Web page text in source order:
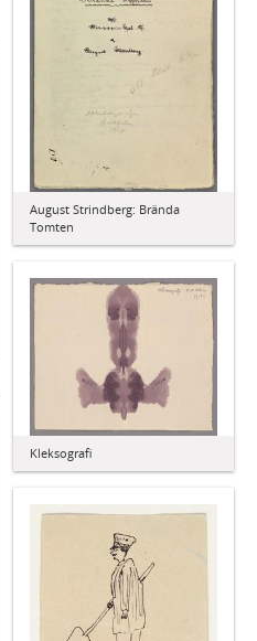
August Strindberg: Brända
Tomten
Kleksografi